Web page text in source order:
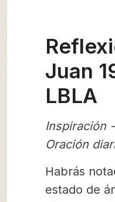
Juan
LBLA
Inspiración
Oración
Habrás
estado de